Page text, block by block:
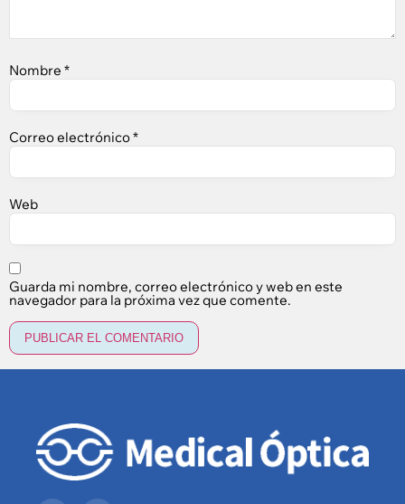
Nombre *
Correo electrónico*
Web
Guarda mi nombre, correo electrónico y web en este
navegador para la próxima vez que comente.